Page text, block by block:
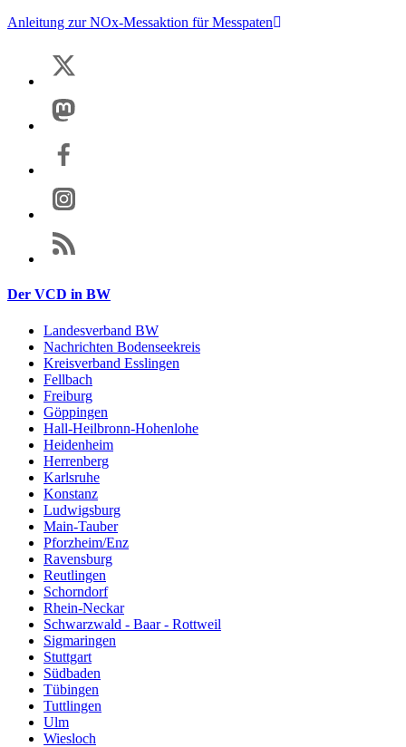
Anleitung zur NOx-Messaktion für Messpaten
Der VCD in BW
Landesverband BW
Nachrichten Bodenseekreis
Kreisverband Esslingen
Fellbach
Freiburg
Göppingen
Hall-Heilbronn-Hohenlohe
Heidenheim
Herrenberg
Karlsruhe
Konstanz
Ludwigsburg
Main-Tauber
Pforzheim/Enz
Ravensburg
Reutlingen
Schorndorf
Rhein-Neckar
Schwarzwald - Baar - Rottweil
Sigmaringen
Stuttgart
Südbaden
Tübingen
Tuttlingen
Ulm
Wiesloch